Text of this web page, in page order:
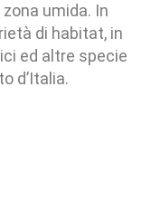
umida. In
di habitat, in
ed altre specie
d’Italia.